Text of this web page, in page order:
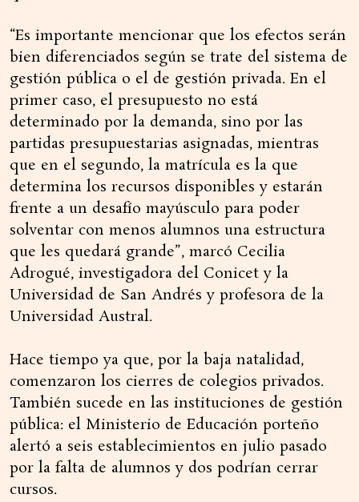
“Es importante mencionar que los efectos serán
bien diferenciados según se trate del sistema de
gestión pública o el de gestión privada. En el
primer caso, el presupuesto no está
determinado por la demanda, sino por las
partidas presupuestarias asignadas, mientras
que en el segundo, la matrícula es la que
determina los recursos disponibles y estarán
frente a un desafío mayúsculo para poder
solventar con menos alumnos una estructura
que les quedará grande”, marcó Cecilia
Adrogué, investigadora del Conicet y la
Universidad de San Andrés y profesora de la
Universidad Austral.
Hace tiempo ya que, por la baja natalidad,
comenzaron los cierres de colegios privados.
También sucede en las instituciones de gestión
pública: el Ministerio de Educación porteño
alertó a seis establecimientos en julio pasado
por la falta de alumnos y dos podrían cerrar
cursos.